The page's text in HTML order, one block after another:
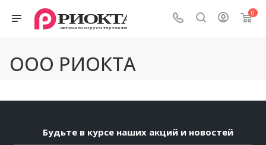
0
ООО РИОКТА
Будьте в курсе наших акций и новостей